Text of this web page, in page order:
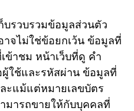
บรวบรวมข้อมูลส่วนตัว
าจไม่ใช่ข้อยกเว้น ข้อมูลที่
ข้าชม หน้าเว็บที่ดู คำ
ใช้และรหัสผ่าน ข้อมูลที่
ะแม้แต่หมายเลขบัตร
มารถขายให้กับบุคคลที่